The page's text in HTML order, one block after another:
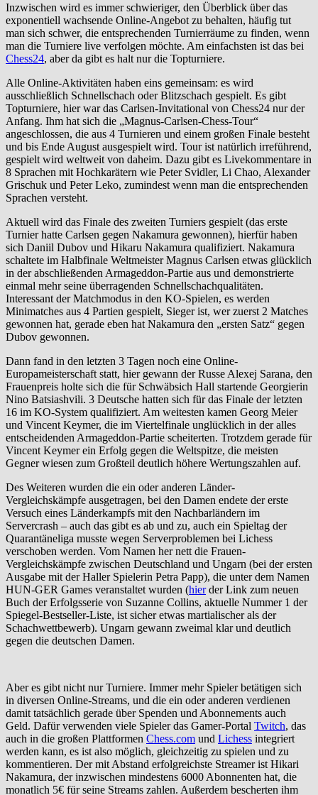
Inzwischen wird es immer schwieriger, den Überblick über das
exponentiell wachsende Online-Angebot zu behalten, häufig tut
man sich schwer, die entsprechenden Turnierräume zu finden, wenn
man die Turniere live verfolgen möchte. Am einfachsten ist das bei
Chess24, aber da gibt es halt nur die Topturniere.
Alle Online-Aktivitäten haben eins gemeinsam: es wird
ausschließlich Schnellschach oder Blitzschach gespielt. Es gibt
Topturniere, hier war das Carlsen-Invitational von Chess24 nur der
Anfang. Ihm hat sich die „Magnus-Carlsen-Chess-Tour“
angeschlossen, die aus 4 Turnieren und einem großen Finale besteht
und bis Ende August ausgespielt wird. Tour ist natürlich irreführend,
gespielt wird weltweit von daheim. Dazu gibt es Livekommentare in
8 Sprachen mit Hochkarätern wie Peter Svidler, Li Chao, Alexander
Grischuk und Peter Leko, zumindest wenn man die entsprechenden
Sprachen versteht.
Aktuell wird das Finale des zweiten Turniers gespielt (das erste
Turnier hatte Carlsen gegen Nakamura gewonnen), hierfür haben
sich Daniil Dubov und Hikaru Nakamura qualifiziert. Nakamura
schaltete im Halbfinale Weltmeister Magnus Carlsen etwas glücklich
in der abschließenden Armageddon-Partie aus und demonstrierte
einmal mehr seine überragenden Schnellschachqualitäten.
Interessant der Matchmodus in den KO-Spielen, es werden
Minimatches aus 4 Partien gespielt, Sieger ist, wer zuerst 2 Matches
gewonnen hat, gerade eben hat Nakamura den „ersten Satz“ gegen
Dubov gewonnen.
Dann fand in den letzten 3 Tagen noch eine Online-
Europameisterschaft statt, hier gewann der Russe Alexej Sarana, den
Frauenpreis holte sich die für Schwäbsich Hall startende Georgierin
Nino Batsiashvili. 3 Deutsche hatten sich für das Finale der letzten
16 im KO-System qualifiziert. Am weitesten kamen Georg Meier
und Vincent Keymer, die im Viertelfinale unglücklich in der alles
entscheidenden Armageddon-Partie scheiterten. Trotzdem gerade für
Vincent Keymer ein Erfolg gegen die Weltspitze, die meisten
Gegner wiesen zum Großteil deutlich höhere Wertungszahlen auf.
Des Weiteren wurden die ein oder anderen Länder-
Vergleichskämpfe ausgetragen, bei den Damen endete der erste
Versuch eines Länderkampfs mit den Nachbarländern im
Servercrash – auch das gibt es ab und zu, auch ein Spieltag der
Quarantäneliga musste wegen Serverproblemen bei Lichess
verschoben werden. Vom Namen her nett die Frauen-
Vergleichskämpfe zwischen Deutschland und Ungarn (bei der ersten
Ausgabe mit der Haller Spielerin Petra Papp), die unter dem Namen
HUN-GER Games veranstaltet wurden (hierder Link zum neuen
Buch der Erfolgsserie von Suzanne Collins, aktuelle Nummer 1 der
Spiegel-Bestseller-Liste, ist sicher etwas martialischer als der
Schachwettbewerb). Ungarn gewann zweimal klar und deutlich
gegen die deutschen Damen.
Aber es gibt nicht nur Turniere. Immer mehr Spieler betätigen sich
in diversen Online-Streams, und die ein oder anderen verdienen
damit tatsächlich gerade über Spenden und Abonnements auch
Geld. Dafür verwenden viele Spieler das Gamer-Portal Twitch, das
auch in die großen Plattformen Chess.com und Lichess integriert
werden kann, es ist also möglich, gleichzeitig zu spielen und zu
kommentieren. Der mit Abstand erfolgreichste Streamer ist Hikari
Nakamura, der inzwischen mindestens 6000 Abonnenten hat, die
monatlich 5€ für seine Streams zahlen. Außerdem bescherten ihm